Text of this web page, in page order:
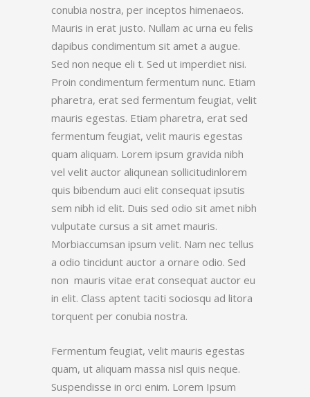
conubia nostra, per inceptos himenaeos.
Mauris in erat justo. Nullam ac urna eu felis
dapibus condimentum sit amet a augue.
Sed non neque eli t. Sed ut imperdiet nisi.
Proin condimentum fermentum nunc. Etiam
pharetra, erat sed fermentum feugiat, velit
mauris egestas. Etiam pharetra, erat sed
fermentum feugiat, velit mauris egestas
quam aliquam. Lorem ipsum gravida nibh
vel velit auctor aliqunean sollicitudinlorem
quis bibendum auci elit consequat ipsutis
sem nibh id elit. Duis sed odio sit amet nibh
vulputate cursus a sit amet mauris.
Morbiaccumsan ipsum velit. Nam nec tellus
a odio tincidunt auctor a ornare odio. Sed
non mauris vitae erat consequat auctor eu
in elit. Class aptent taciti sociosqu ad litora
torquent per conubia nostra.
Fermentum feugiat, velit mauris egestas
quam, ut aliquam massa nisl quis neque.
Suspendisse in orci enim. Lorem Ipsum